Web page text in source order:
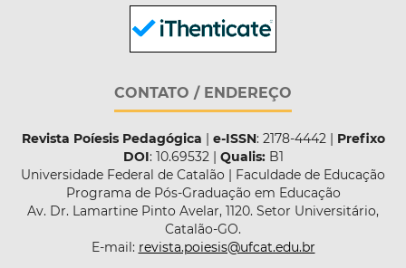
CONTATO / ENDEREÇO
Revista Poíesis Pedagógica | e-ISSN: 2178-4442 | Prefixo
DOI: 10.69532 | Qualis:B1
Universidade Federal de Catalão | Faculdade de Educação
Programa de Pós-Graduação em Educação
Av. Dr. Lamartine Pinto Avelar, 1120. Setor Universitário,
Catalão-GO.
E-mail: revista.poiesis@ufcat.edu.br